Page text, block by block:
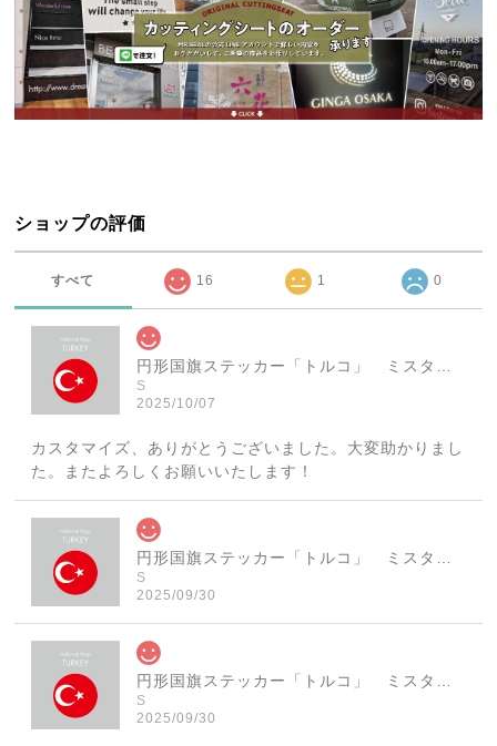
ショップの評価
すべて 16 1 0
円形国旗ステッカー「トルコ」 ミスターシールオリジナル 世界各国 国旗シール おしゃれ円型 旅行 おみやげ プレゼント ステッカーチューンなどに
S
2025/10/07
カスタマイズ、ありがとうございました。大変助かりまし
た。またよろしくお願いいたします！
円形国旗ステッカー「トルコ」 ミスターシールオリジナル 世界各国 国旗シール おしゃれ円型 旅行 おみやげ プレゼント ステッカーチューンなどに
S
2025/09/30
円形国旗ステッカー「トルコ」 ミスターシールオリジナル 世界各国 国旗シール おしゃれ円型 旅行 おみやげ プレゼント ステッカーチューンなどに
S
2025/09/30